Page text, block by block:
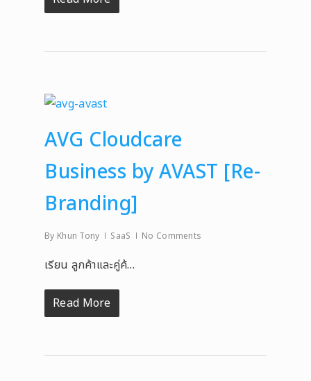
AVG Cloudcare
Business by AVAST [Re-
Branding]
By Khun Tony SaaS No Comments
เรียน ลูกค้าและคู่ค้…
Read More